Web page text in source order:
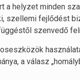
a helyzet minden
szellemi fejlődést
szenvedő
a válasz